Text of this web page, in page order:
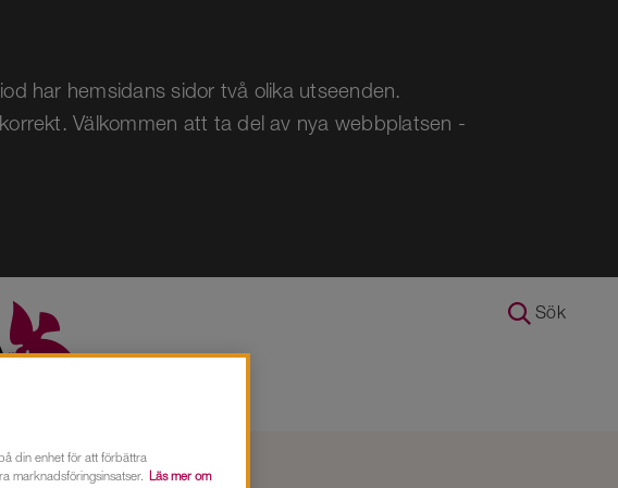
har hemsidans sidor två olika utseenden.
Välkommen att ta del av nya webbplatsen -
Sök
Att jobba på Ersta
din enhet för att förbättra
marknadsföringsinsatser. Läs mer om